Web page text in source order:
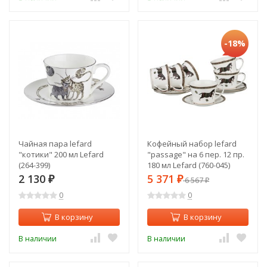
Чайная пара lefard
"котики" 200 мл Lefard
(264-399)
2 130 ₽
0
В корзину
В наличии
-18%
Кофейный набор lefard
"passage" на 6 пер. 12 пр.
180 мл Lefard (760-045)
5 371 ₽6 567₽
0
В корзину
В наличии